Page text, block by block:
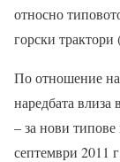
относно
горски
По отношение на
наредбата влиза
– за нови типове
септември 2011